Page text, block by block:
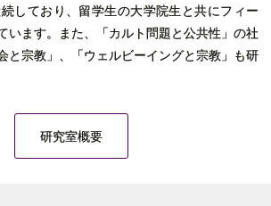
しており、留学生の大学院生と共にフィー
います。また、「カルト問題と公共性」の社
と宗教」、「ウェルビーイングと宗教」も研
研究室概要